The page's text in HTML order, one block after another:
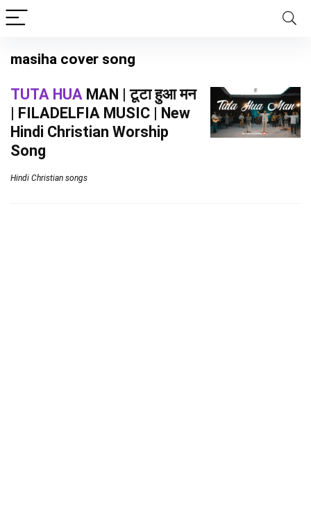
masiha cover song
TUTA HUA MAN | टूटा हुआ मन
| FILADELFIA MUSIC | New
Hindi Christian Worship
Song
Hindi Christian songs